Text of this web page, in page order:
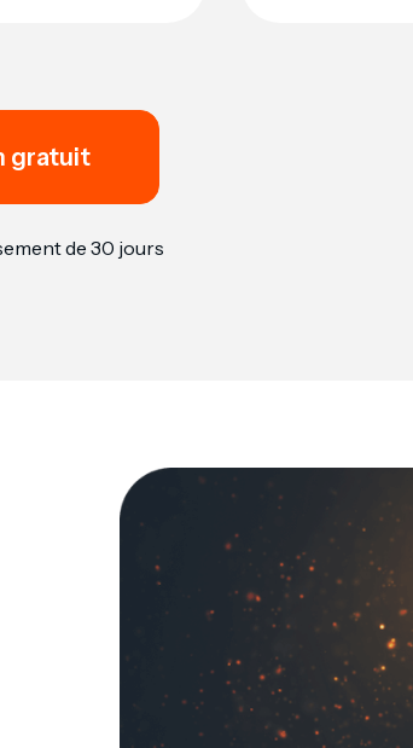
gratuit
de 30 jours